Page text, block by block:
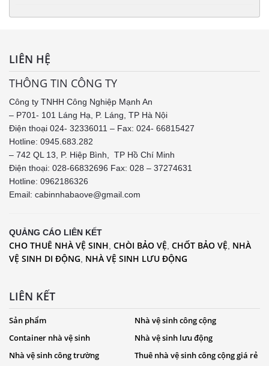
LIÊN HỆ
THÔNG TIN CÔNG TY
Công ty TNHH Công Nghiệp Mạnh An
– P701- 101 Láng Hạ, P. Láng, TP Hà Nội
Điện thoại 024- 32336011 – Fax: 024- 66815427
Hotline: 0945.683.282
– 742 QL 13, P. Hiệp Bình, TP Hồ Chí Minh
Điện thoại: 028-66832696 Fax: 028 – 37274631
Hotline: 0962186326
Email: cabinnhabaove@gmail.com
QUẢNG CÁO LIÊN KẾT
CHO THUÊ NHÀ VỆ SINH CHÒI BẢO VỆ CHỐT BẢO VỆ NHÀ
VỆ SINH DI ĐỘNG NHÀ VỆ SINH LƯU ĐỘNG
LIÊN KẾT
Sản phẩm
Nhà vệ sinh công cộng
Container nhà vệ sinh
Nhà vệ sinh lưu động
Nhà vệ sinh công trường
Thuê nhà vệ sinh công cộng giá rẻ